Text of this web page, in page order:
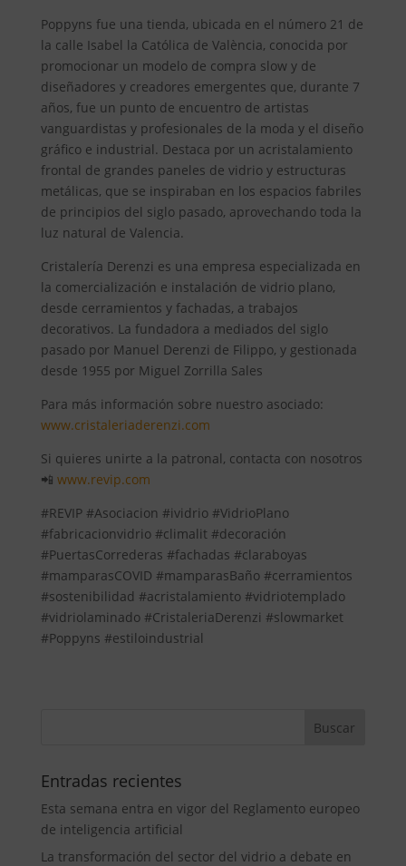
Poppyns fue una tienda, ubicada en el número 21 de
la calle Isabel la Católica de València, conocida por
promocionar un modelo de compra slow y de
diseñadores y creadores emergentes que, durante 7
años, fue un punto de encuentro de artistas
vanguardistas y profesionales de la moda y el diseño
gráfico e industrial. Destaca por un acristalamiento
frontal de grandes paneles de vidrio y estructuras
metálicas, que se inspiraban en los espacios fabriles
de principios del siglo pasado, aprovechando toda la
luz natural de Valencia.
Cristalería Derenzi es una empresa especializada en
la comercialización e instalación de vidrio plano,
desde cerramientos y fachadas, a trabajos
decorativos. La fundadora a mediados del siglo
pasado por Manuel Derenzi de Filippo, y gestionada
desde 1955 por Miguel Zorrilla Sales
Para más información sobre nuestro asociado:
www.cristaleriaderenzi.com
Si quieres unirte a la patronal, contacta con nosotros
📲 www.revip.com
#REVIP #Asociacion #ividrio #VidrioPlano
#fabricacionvidrio #climalit #decoración
#PuertasCorrederas #fachadas #claraboyas
#mamparasCOVID #mamparasBaño #cerramientos
#sostenibilidad #acristalamiento #vidriotemplado
#vidriolaminado #CristaleriaDerenzi #slowmarket
#Poppyns #estiloindustrial
Entradas recientes
Esta semana entra en vigor del Reglamento europeo
de inteligencia artificial
La transformación del sector del vidrio a debate en